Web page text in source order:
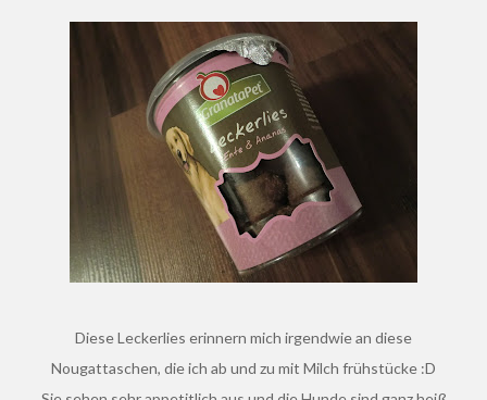
Diese Leckerlies erinnern mich irgendwie an diese
Nougattaschen, die ich ab und zu mit Milch frühstücke :D